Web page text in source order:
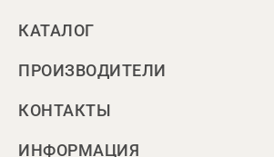
КАТАЛОГ
ПРОИЗВОДИТЕЛИ
КОНТАКТЫ
ИНФОРМАЦИЯ